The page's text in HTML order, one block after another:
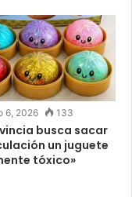
6, 2026 133
busca sacar
un juguete
tóxico»